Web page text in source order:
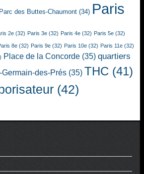
Parc des Buttes-Chaumont (34) Paris
2e (32) Paris 3e (32) Paris 4e (32) Paris 5e (32)
8e (32) Paris 9e (32) Paris 10e (32) Paris 11e (32)
Place de la Concorde (35) quartiers
Germain-des-Prés (35) THC (41)
(42)